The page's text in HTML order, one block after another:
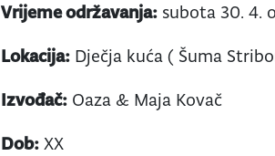
Vrijeme održavanja: subota 30. 4.
Lokacija: Dječja kuća ( Šuma
Izvođač: Oaza & Maja Kovač
Dob: XX